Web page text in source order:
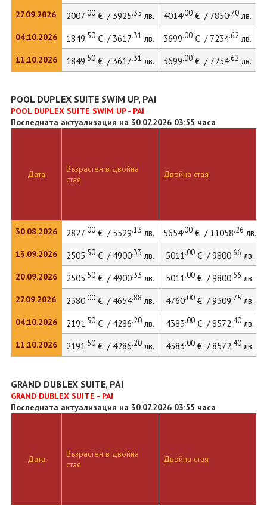
27.09.2026
04.10.2026
11.10.2026
2007.00€ / 3925.35 лв. 4014.00€ / 7850.70лв.
1849.50€ / 3617.31 лв. 3699.00€ / 7234.62 лв.
1849.50€ / 3617.31 лв. 3699.00€ / 7234.62 лв.
POOL DUPLEX SUITE SWIM UP, PAI
POOL DUPLEX SUITE SWIM UP - PAI
Последната актуализация на 30.07.2026 03:55 часа
Дата
30.08.2026
13.09.2026
20.09.2026
27.09.2026
04.10.2026
11.10.2026
Възрастен в двойна
стая
Двойна стая
2827.00€ / 5529.13 лв. 5654.00€ / 11058.26 лв.
2505.50€ / 4900.33 лв. 5011.00€ / 9800.66 лв.
2505.50€ / 4900.33 лв. 5011.00€ / 9800.66 лв.
2380.00€ / 4654.88 лв. 4760.00€ / 9309.75 лв.
2191.50€ / 4286.20лв. 4383.00€ / 8572.40лв.
2191.50€ / 4286.20лв. 4383.00€ / 8572.40лв.
GRAND DUBLEX SUITE, PAI
GRAND DUBLEX SUITE - PAI
Последната актуализация на 30.07.2026 03:55 часа
Дата
Възрастен в двойна
стая
Двойна стая